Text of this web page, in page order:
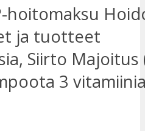
hoitomaksu
ja tuotteet
Siirto Majoitus
3